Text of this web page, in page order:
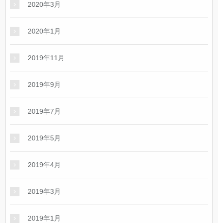
2020年3月
2020年1月
2019年11月
2019年9月
2019年7月
2019年5月
2019年4月
2019年3月
2019年1月